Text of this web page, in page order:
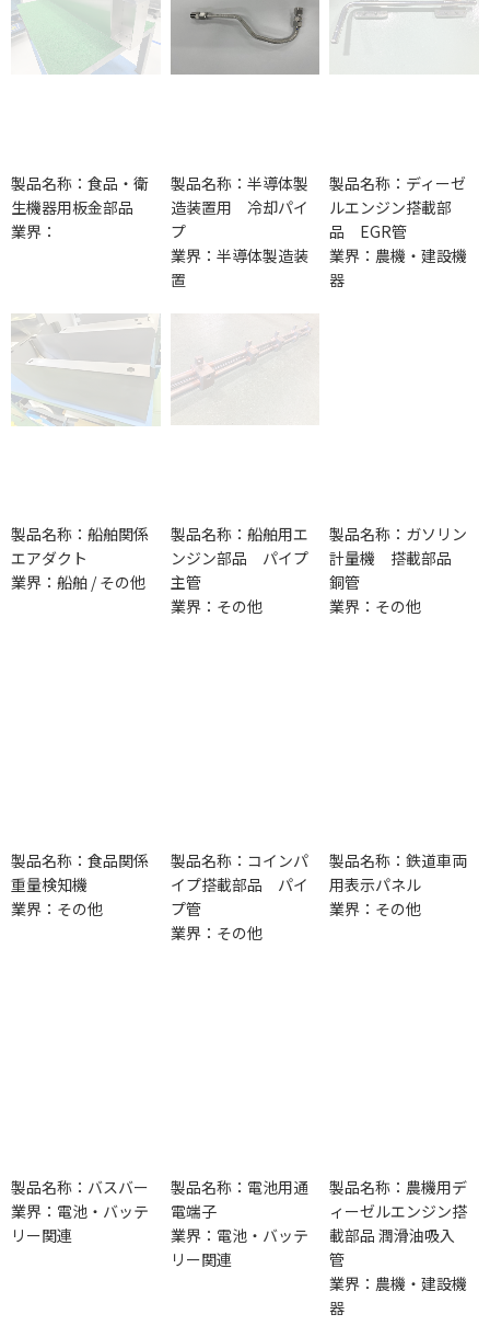
製品名称：食品・衛
生機器用板金部品
業界：
製品名称：半導体製
造装置用 冷却パイ
プ
業界：半導体製造装
置
製品名称：ディーゼ
ルエンジン搭載部
品 EGR管
業界：農機・建設機
器
製品名称：船舶関係
エアダクト
業界：船舶 / その他
製品名称：船舶用エ
ンジン部品 パイプ
主管
業界：その他
製品名称：ガソリン
計量機 搭載部品
銅管
業界：その他
製品名称：食品関係
重量検知機
業界：その他
製品名称：コインパ
イプ搭載部品 パイ
プ管
業界：その他
製品名称：鉄道車両
用表示パネル
業界：その他
製品名称：バスバー
業界：電池・バッテ
リー関連
製品名称：電池用通
電端子
業界：電池・バッテ
リー関連
製品名称：農機用デ
ィーゼルエンジン搭
載部品 潤滑油吸入
管
業界：農機・建設機
器